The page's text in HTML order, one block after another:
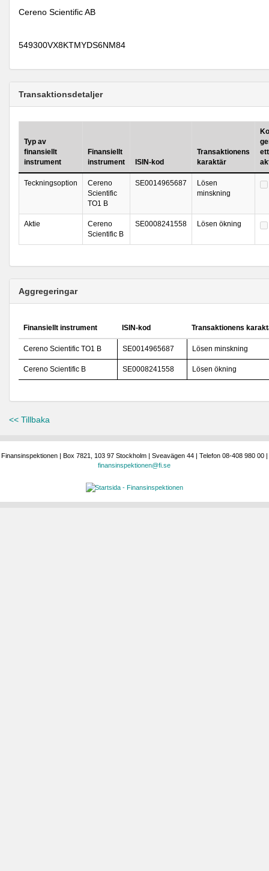
Cereno Scientific AB
549300VX8KTMYDS6NM84
Transaktionsdetaljer
Typ av
finansiellt
instrument
Finansiellt
instrument
ISIN-kod
Transaktionens
karaktär
ett
Teckningsoption
Cereno
Scientific
TO1 B
SE0014965687
Lösen
minskning
Aktie
Cereno
Scientific B
SE0008241558 Lösen ökning
Aggregeringar
Finansiellt instrument ISIN-kod Transaktionens
Cereno Scientific TO1 B SE0014965687 Lösen minskning
Cereno Scientific B SE0008241558 Lösen ökning
<< Tillbaka
Finansinspektionen | Box 7821, 103 97 Stockholm | Sveavägen 44 | Telefon 08-408 980 00 |
finansinspektionen@fi.se